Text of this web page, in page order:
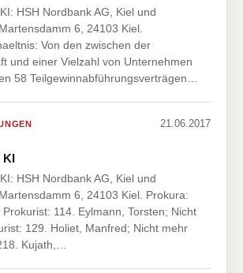
HSH Nordbank AG, Kiel und
6, 24103 Kiel.
Von den zwischen der
und einer Vielzahl von Unternehmen
58 Teilgewinnabführungsverträgen…
21.06.2017
KI
HSH Nordbank AG, Kiel und
6, 24103 Kiel. Prokura:
Prokurist: 114. Eylmann, Torsten; Nicht
129. Holiet, Manfred; Nicht mehr
Kujath,…